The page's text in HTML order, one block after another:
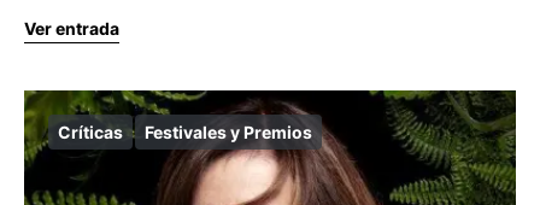
Ver entrada
Críticas Festivales y Premios